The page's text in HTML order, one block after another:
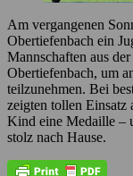
Am vergangenen
Obertiefenbach ein
Mannschaften aus
Obertiefenbach, um
teilzunehmen. Bei
zeigten tollen Einsatz
Kind eine Medaille –
stolz nach Hause.